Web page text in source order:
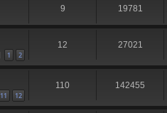
9 19781
1 2
12 27021
11 12
110 142455